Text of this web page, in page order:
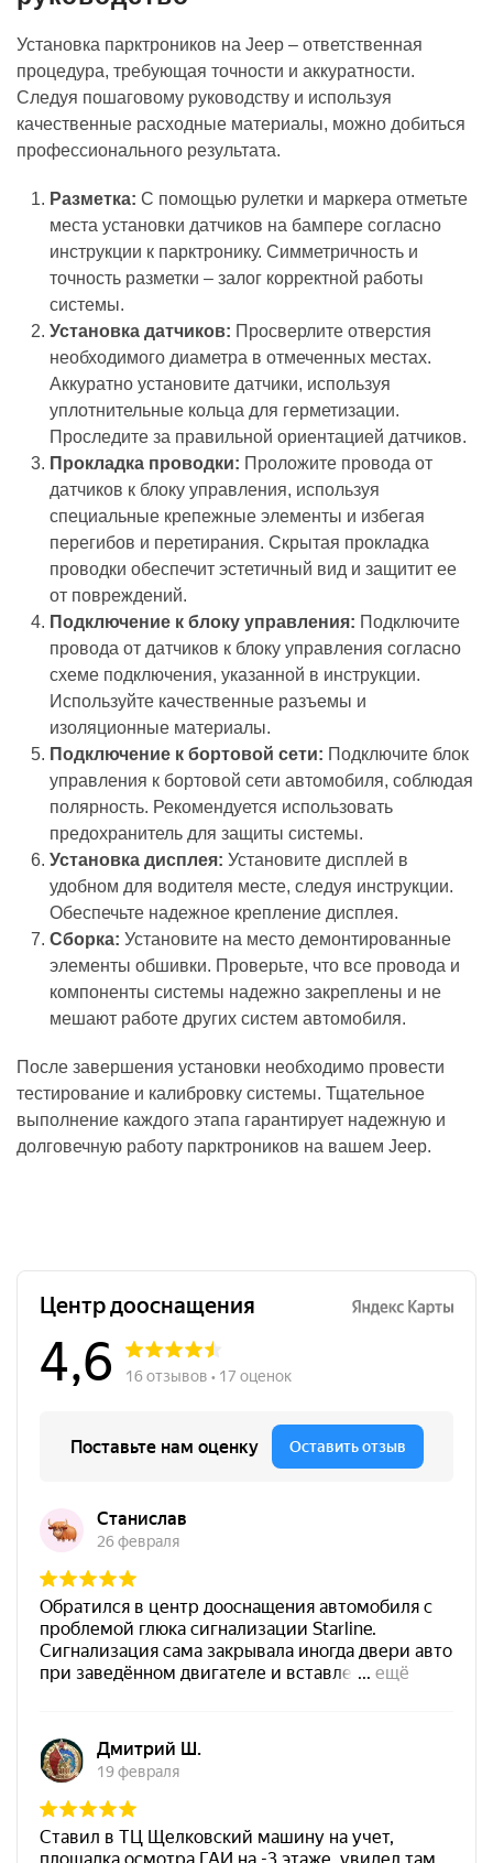
Установка парктроников на Jeep – ответственная
процедура, требующая точности и аккуратности.
Следуя пошаговому руководству и используя
качественные расходные материалы, можно добиться
профессионального результата.
Разметка: С помощью рулетки и маркера отметьте
места установки датчиков на бампере согласно
инструкции к парктронику. Симметричность и
точность разметки – залог корректной работы
системы.
Установка датчиков: Просверлите отверстия
необходимого диаметра в отмеченных местах.
Аккуратно установите датчики, используя
уплотнительные кольца для герметизации.
Проследите за правильной ориентацией датчиков.
Прокладка проводки: Проложите провода от
датчиков к блоку управления, используя
специальные крепежные элементы и избегая
перегибов и перетирания. Скрытая прокладка
проводки обеспечит эстетичный вид и защитит ее
от повреждений.
Подключение к блоку управления: Подключите
провода от датчиков к блоку управления согласно
схеме подключения, указанной в инструкции.
Используйте качественные разъемы и
изоляционные материалы.
Подключение к бортовой сети: Подключите блок
управления к бортовой сети автомобиля, соблюдая
полярность. Рекомендуется использовать
предохранитель для защиты системы.
Установка дисплея: Установите дисплей в
удобном для водителя месте, следуя инструкции.
Обеспечьте надежное крепление дисплея.
Сборка: Установите на место демонтированные
элементы обшивки. Проверьте, что все провода и
компоненты системы надежно закреплены и не
мешают работе других систем автомобиля.
После завершения установки необходимо провести
тестирование и калибровку системы. Тщательное
выполнение каждого этапа гарантирует надежную и
долговечную работу парктроников на вашем Jeep.